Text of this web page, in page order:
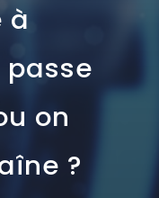
à
passe
on
?